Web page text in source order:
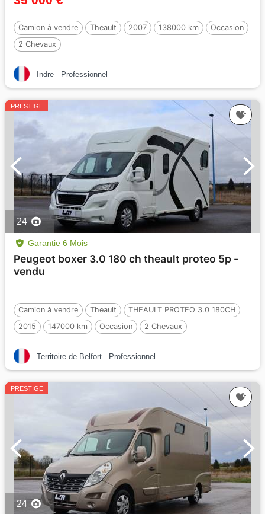
Camion à vendre Theault 2007 138000 km
Occasion
2 Chevaux
Indre Professionnel
PRESTIGE
24
Garantie 6 Mois
Peugeot boxer 3.0 180 ch theault proteo 5p -
vendu
Camion à vendre Theault
THEAULT PROTEO 3.0 180CH
2015
147000 km Occasion 2 Chevaux
Territoire de Belfort Professionnel
PRESTIGE
24